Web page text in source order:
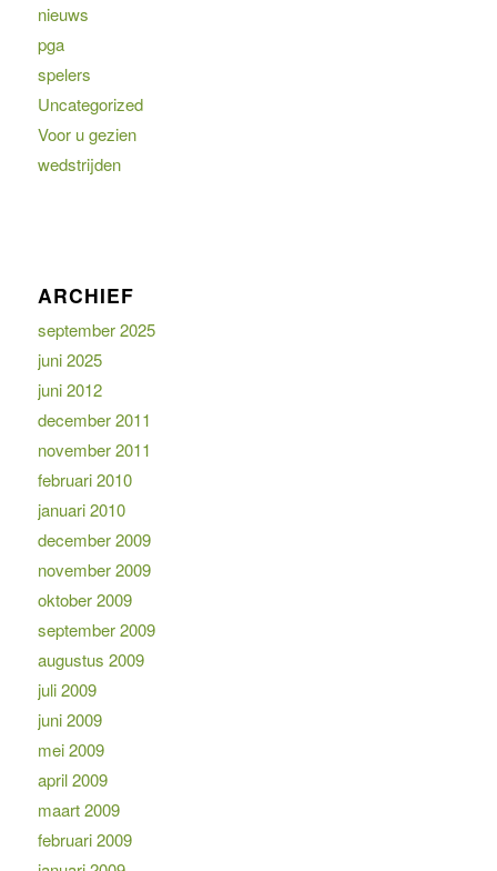
nieuws
pga
spelers
Uncategorized
Voor u gezien
wedstrijden
ARCHIEF
september 2025
juni 2025
juni 2012
december 2011
november 2011
februari 2010
januari 2010
december 2009
november 2009
oktober 2009
september 2009
augustus 2009
juli 2009
juni 2009
mei 2009
april 2009
maart 2009
februari 2009